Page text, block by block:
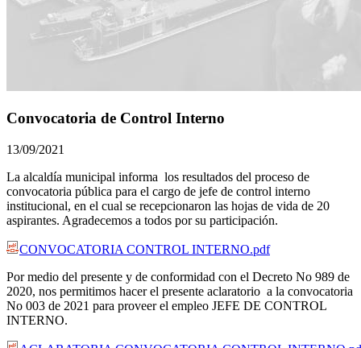
Convocatoria de Control Interno
13/09/2021
La alcaldía municipal informa los resultados del proceso de
convocatoria pública para el cargo de jefe de control interno
institucional, en el cual se recepcionaron las hojas de vida de 20
aspirantes. Agradecemos a todos por su participación.​
CONVOCATORIA CONTROL INTERNO.pdf
Por medio del presente y de conformidad con el Decreto No 989 de
2020, nos permitimos hacer el presente aclaratorio a la convocatoria
No 003 de 2021 para proveer el empleo JEFE DE CONTROL
INTERNO.​